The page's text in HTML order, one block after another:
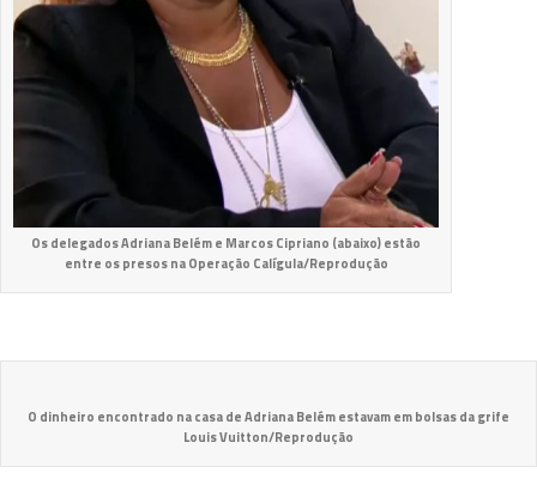
Os delegados Adriana Belém e Marcos Cipriano (abaixo) estão
entre os presos na Operação Calígula/Reprodução
O dinheiro encontrado na casa de Adriana Belém estavam em bolsas da grife
Louis Vuitton/Reprodução